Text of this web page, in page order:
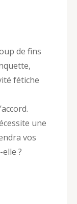
de fins
fétiche
une
vos
?